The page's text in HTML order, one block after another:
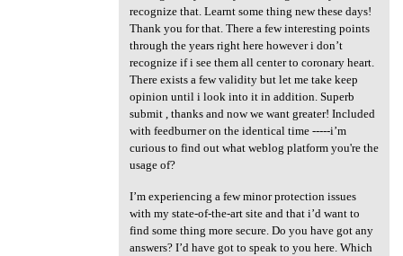
recognize that. Learnt some thing new these days!
Thank you for that. There a few interesting points
through the years right here however i don’t
recognize if i see them all center to coronary heart.
There exists a few validity but let me take keep
opinion until i look into it in addition. Superb
submit , thanks and now we want greater! Included
with feedburner on the identical time -----i’m
curious to find out what weblog platform you're the
usage of?
I’m experiencing a few minor protection issues
with my state-of-the-art site and that i’d want to
find some thing more secure. Do you have got any
answers? I’d have got to speak to you here. Which